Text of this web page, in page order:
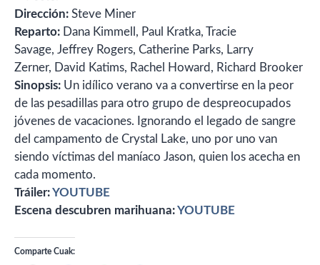
Dirección: Steve Miner
Reparto: Dana Kimmell, Paul Kratka, Tracie
Savage, Jeffrey Rogers, Catherine Parks, Larry
Zerner, David Katims, Rachel Howard, Richard Brooker
Sinopsis: Un idílico verano va a convertirse en la peor
de las pesadillas para otro grupo de despreocupados
jóvenes de vacaciones. Ignorando el legado de sangre
del campamento de Crystal Lake, uno por uno van
siendo víctimas del maníaco Jason, quien los acecha en
cada momento.
Tráiler:YOUTUBE
Escena descubren marihuana:YOUTUBE
Comparte Cuak: